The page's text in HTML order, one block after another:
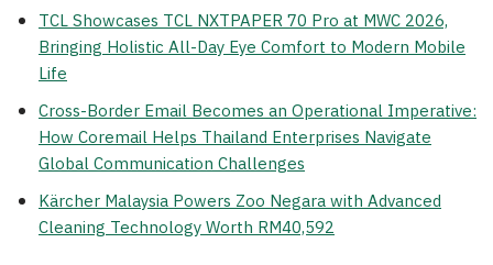
TCL Showcases TCL NXTPAPER 70 Pro at MWC 2026,
Bringing Holistic All-Day Eye Comfort to Modern Mobile
Life
Cross-Border Email Becomes an Operational Imperative:
How Coremail Helps Thailand Enterprises Navigate
Global Communication Challenges
Kärcher Malaysia Powers Zoo Negara with Advanced
Cleaning Technology Worth RM40,592